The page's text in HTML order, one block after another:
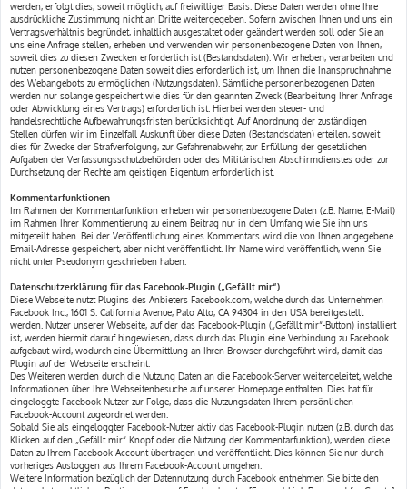
werden, erfolgt dies, soweit möglich, auf freiwilliger Basis. Diese Daten werden ohne Ihre
ausdrückliche Zustimmung nicht an Dritte weitergegeben. Sofern zwischen Ihnen und uns ein
Vertragsverhältnis begründet, inhaltlich ausgestaltet oder geändert werden soll oder Sie an
uns eine Anfrage stellen, erheben und verwenden wir personenbezogene Daten von Ihnen,
soweit dies zu diesen Zwecken erforderlich ist (Bestandsdaten). Wir erheben, verarbeiten und
nutzen personenbezogene Daten soweit dies erforderlich ist, um Ihnen die Inanspruchnahme
des Webangebots zu ermöglichen (Nutzungsdaten). Sämtliche personenbezogenen Daten
werden nur solange gespeichert wie dies für den geannten Zweck (Bearbeitung Ihrer Anfrage
oder Abwicklung eines Vertrags) erforderlich ist. Hierbei werden steuer- und
handelsrechtliche Aufbewahrungsfristen berücksichtigt. Auf Anordnung der zuständigen
Stellen dürfen wir im Einzelfall Auskunft über diese Daten (Bestandsdaten) erteilen, soweit
dies für Zwecke der Strafverfolgung, zur Gefahrenabwehr, zur Erfüllung der gesetzlichen
Aufgaben der Verfassungsschutzbehörden oder des Militärischen Abschirmdienstes oder zur
Durchsetzung der Rechte am geistigen Eigentum erforderlich ist.
Kommentarfunktionen
Im Rahmen der Kommentarfunktion erheben wir personenbezogene Daten (z.B. Name, E-Mail)
im Rahmen Ihrer Kommentierung zu einem Beitrag nur in dem Umfang wie Sie ihn uns
mitgeteilt haben. Bei der Veröffentlichung eines Kommentars wird die von Ihnen angegebene
Email-Adresse gespeichert, aber nicht veröffentlicht. Ihr Name wird veröffentlich, wenn Sie
nicht unter Pseudonym geschrieben haben.
Datenschutzerklärung für das Facebook-Plugin („Gefällt mir“)
Diese Webseite nutzt Plugins des Anbieters Facebook.com, welche durch das Unternehmen
Facebook Inc., 1601 S. California Avenue, Palo Alto, CA 94304 in den USA bereitgestellt
werden. Nutzer unserer Webseite, auf der das Facebook-Plugin („Gefällt mir“-Button) installiert
ist, werden hiermit darauf hingewiesen, dass durch das Plugin eine Verbindung zu Facebook
aufgebaut wird, wodurch eine Übermittlung an Ihren Browser durchgeführt wird, damit das
Plugin auf der Webseite erscheint.
Des Weiteren werden durch die Nutzung Daten an die Facebook-Server weitergeleitet, welche
Informationen über Ihre Webseitenbesuche auf unserer Homepage enthalten. Dies hat für
eingeloggte Facebook-Nutzer zur Folge, dass die Nutzungsdaten Ihrem persönlichen
Facebook-Account zugeordnet werden.
Sobald Sie als eingeloggter Facebook-Nutzer aktiv das Facebook-Plugin nutzen (z.B. durch das
Klicken auf den „Gefällt mir“ Knopf oder die Nutzung der Kommentarfunktion), werden diese
Daten zu Ihrem Facebook-Account übertragen und veröffentlicht. Dies können Sie nur durch
vorheriges Ausloggen aus Ihrem Facebook-Account umgehen.
Weitere Information bezüglich der Datennutzung durch Facebook entnehmen Sie bitte den